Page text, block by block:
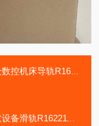
，R162212220
，R162211220轴承